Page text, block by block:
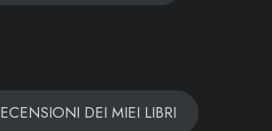
DEI MIEI LIBRI